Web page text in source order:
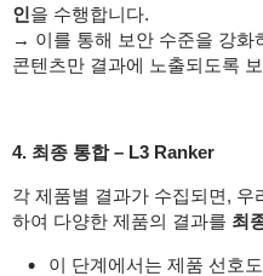
인을 수행합니다.
→ 이를 통해 보안 수준을 강화
콘텐츠만 결과에 노출되도록
4. 최종 통합 – L3 Ranker
각 제품별 결과가 수집되면, 우
하여 다양한 제품의 결과를 최
이 단계에서는 제품 선호